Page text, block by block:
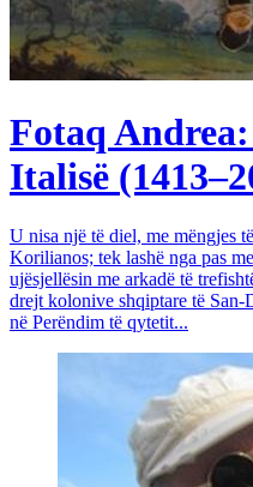
Fotaq
Italisë
U nisa një të diel, me mëngjes
Korilianos; tek lashë nga pas
ujësjellësin me arkadë të
drejt kolonive shqiptare të
në Perëndim të qytetit...